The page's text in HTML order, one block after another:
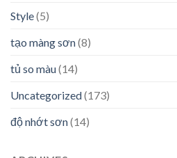
Style(5)
tạo màng sơn(8)
tủ so màu(14)
Uncategorized(173)
độ nhớt sơn(14)